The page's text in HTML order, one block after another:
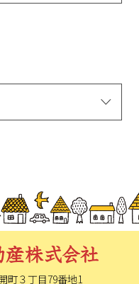
町３丁目79番地1